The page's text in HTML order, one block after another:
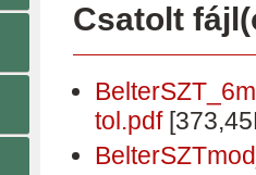
Csatolt
tol.pdf